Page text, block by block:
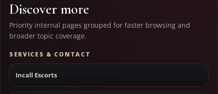
Discover more
Priority internal pages grouped for faster browsing and
broader topic coverage.
SERVICES & CONTACT
Incall Escorts